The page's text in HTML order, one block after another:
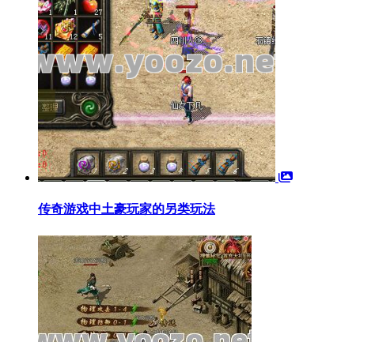
传奇游戏中土豪玩家的另类玩法